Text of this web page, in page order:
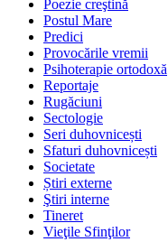
Poezie creştină
Postul Mare
Predici
Provocările vremii
Psihoterapie ortodoxă
Reportaje
Rugăciuni
Sectologie
Seri duhovnicești
Sfaturi duhovnicești
Societate
Știri externe
Ştiri interne
Tineret
Vieţile Sfinţilor